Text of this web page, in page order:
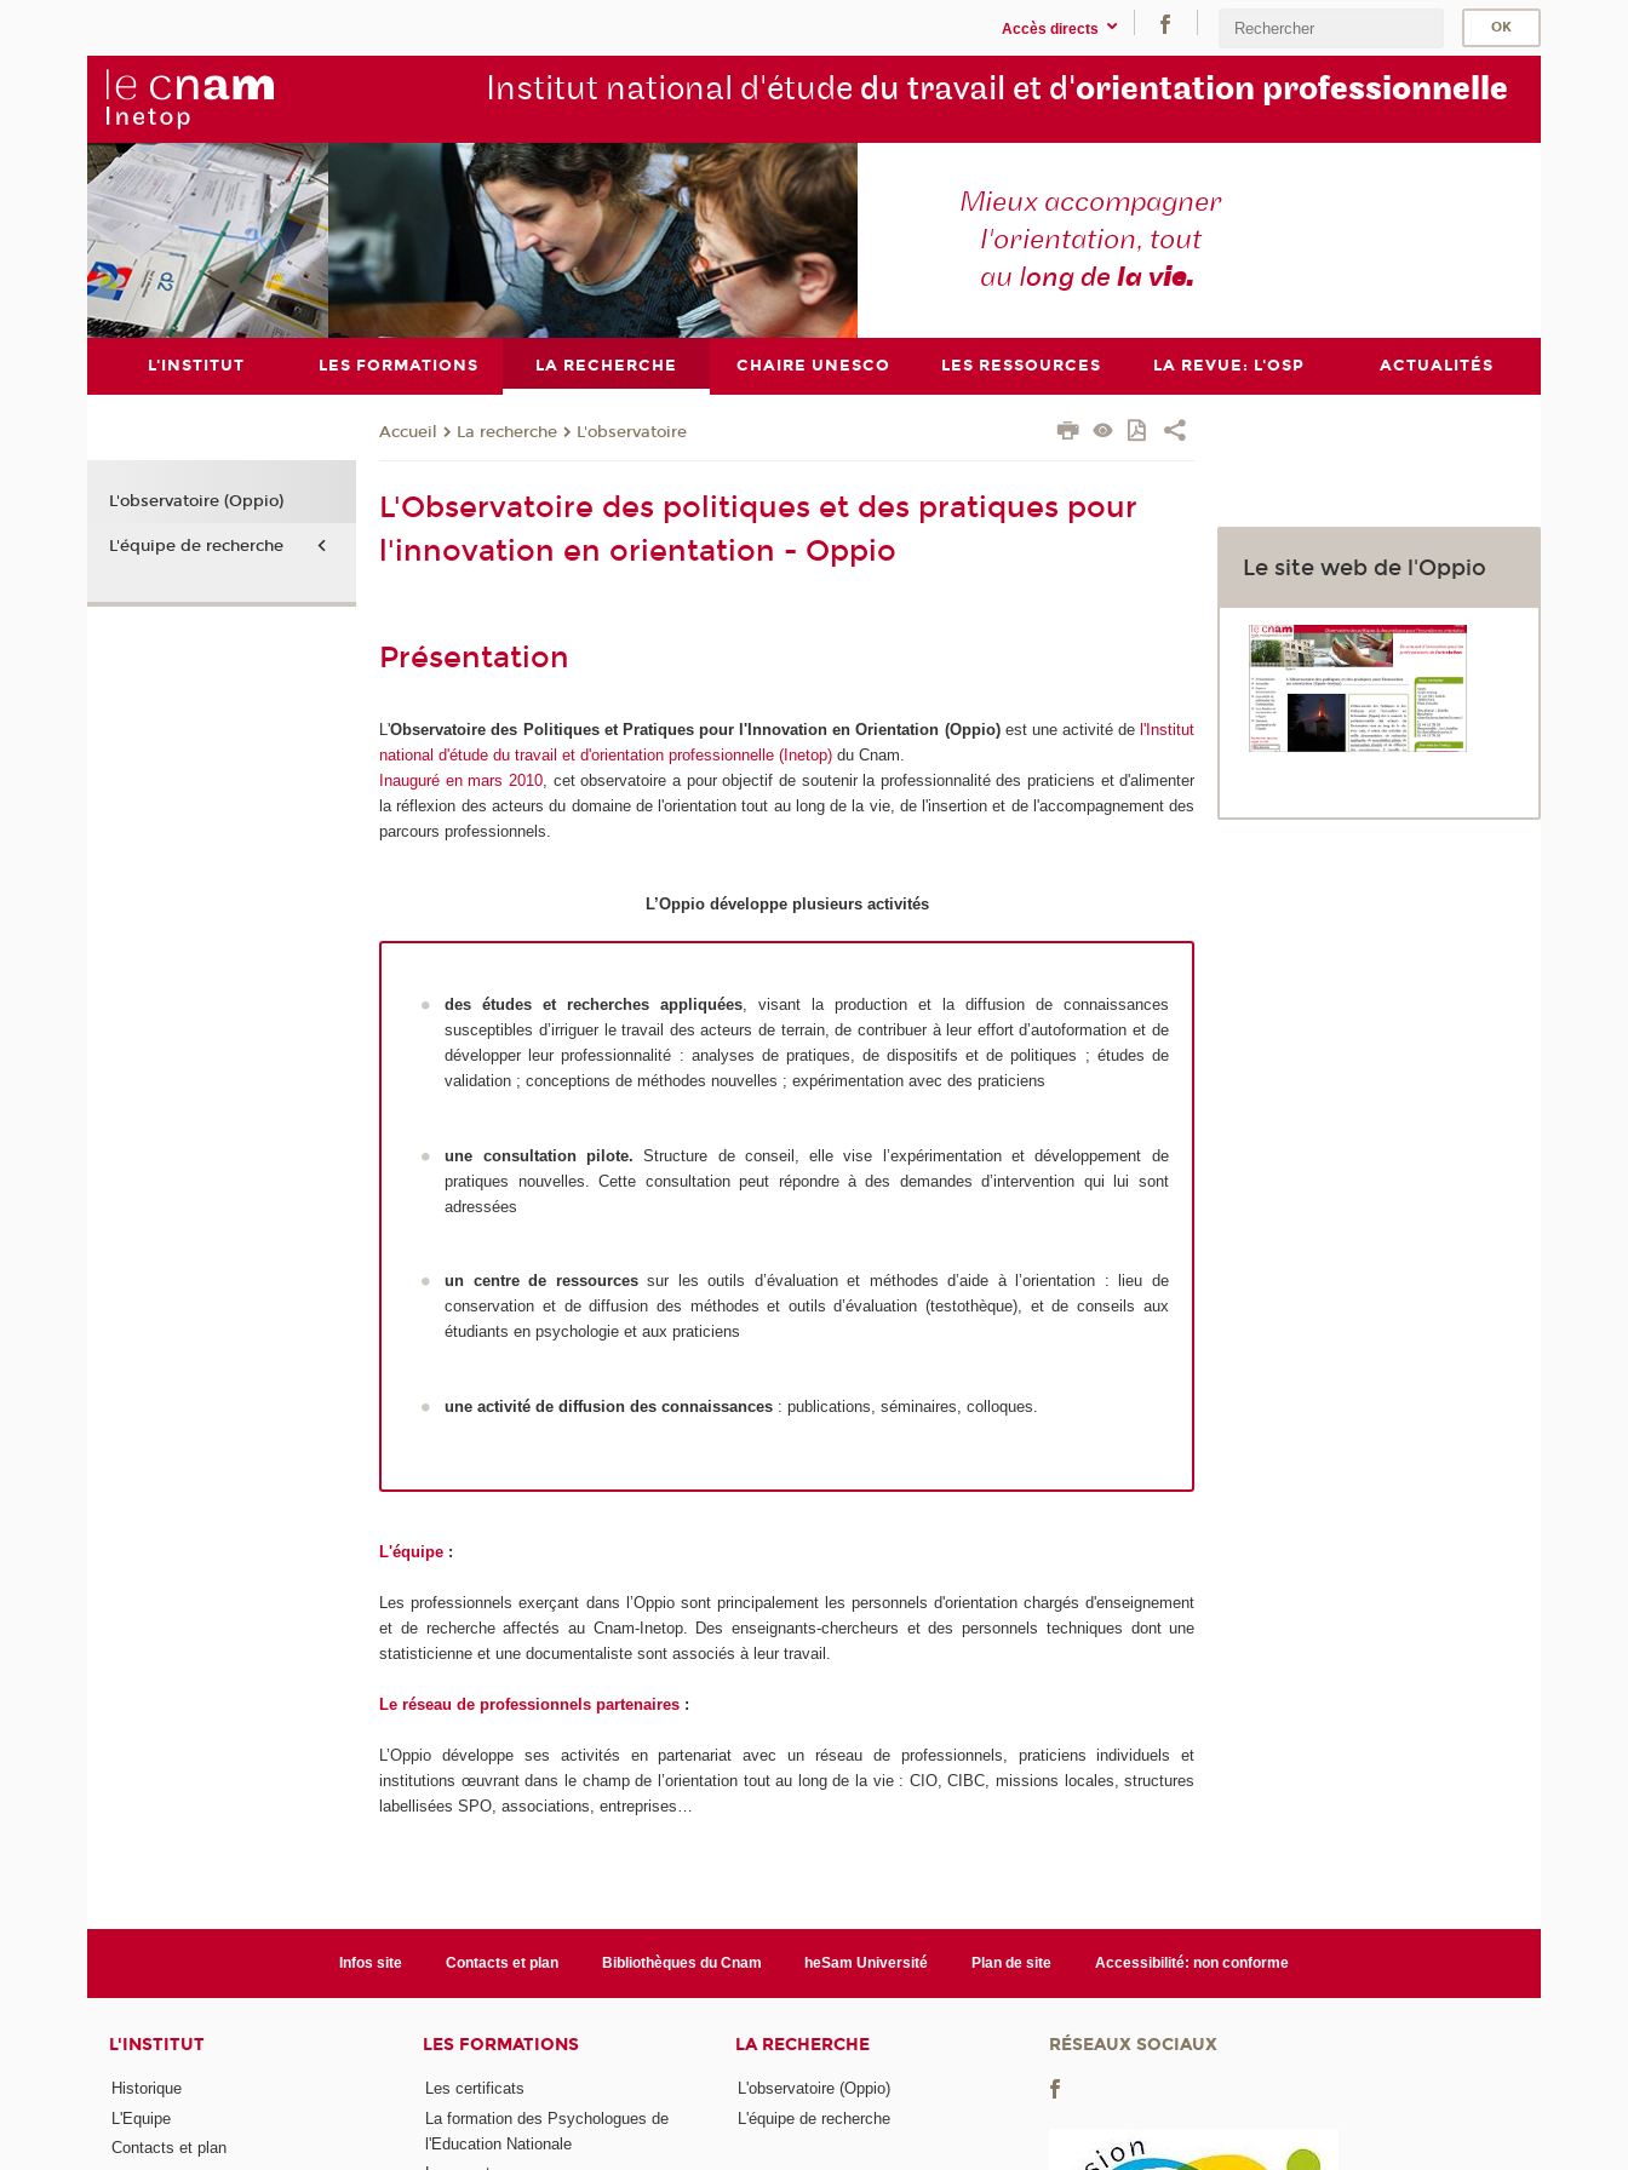
Accès directs
Institut national d'étude du travail et d'orientation professionnelle
Mieux accompagner
l'orientation, tout
au long dela vie.
L'INSTITUT LES FORMATIONS LA RECHERCHE CHAIRE UNESCO LES RESSOURCES LA REVUE: L'OSP ACTUALITÉS
Accueil La recherche L'observatoire
L'Observatoire des politiques et des pratiques pour
l'innovation en orientation - Oppio
Présentation
L'Observatoire des Politiques et Pratiques pour l'Innovation en Orientation (Oppio)est une activité de l'Institut
national d'étude du travail et d'orientation professionnelle (Inetop) du Cnam.
Inauguré en mars 2010, cet observatoire a pour objectif de soutenir la professionnalité des praticiens et d'alimenter
la réflexion des acteurs du domaine de l'orientation tout au long de la vie, de l'insertion et de l'accompagnement des
parcours professionnels.
L’Oppio développe plusieurs activités
des études et recherches appliquées, visant la production et la diffusion de connaissances
susceptibles d’irriguer le travail des acteurs de terrain, de contribuer à leur effort d’autoformation et de
développer leur professionnalité : analyses de pratiques, de dispositifs et de politiques ; études de
validation ; conceptions de méthodes nouvelles ; expérimentation avec des praticiens
une consultation pilote. Structure de conseil, elle vise l’expérimentation et développement de
pratiques nouvelles. Cette consultation peut répondre à des demandes d’intervention qui lui sont
adressées
un centre de ressourcessur les outils d’évaluation et méthodes d’aide à l’orientation : lieu de
conservation et de diffusion des méthodes et outils d’évaluation (testothèque), et de conseils aux
étudiants en psychologie et aux praticiens
une activité de diffusion des connaissances : publications, séminaires, colloques.
L'équipe :
Les professionnels exerçant dans l’Oppio sont principalement les personnels d'orientation chargés d'enseignement
et de recherche affectés au Cnam-Inetop. Des enseignants-chercheurs et des personnels techniques dont une
statisticienne et une documentaliste sont associés à leur travail.
Le réseau de professionnels partenaires :
L’Oppio développe ses activités en partenariat avec un réseau de professionnels, praticiens individuels et
institutions œuvrant dans le champ de l’orientation tout au long de la vie : CIO, CIBC, missions locales, structures
labellisées SPO, associations, entreprises…
Le site web de l'Oppio
L'observatoire (Oppio)
L'équipe de recherche
Infos site Contacts et plan Bibliothèques du Cnam heSam Université Plan de site Accessibilité: non conforme
L'INSTITUT
Historique
L'Equipe
Contacts et plan
LES FORMATIONS
Les certificats
La formation des Psychologues de
l'Education Nationale
LA RECHERCHE
L'observatoire (Oppio)
L'équipe de recherche
RÉSEAUX SOCIAUX